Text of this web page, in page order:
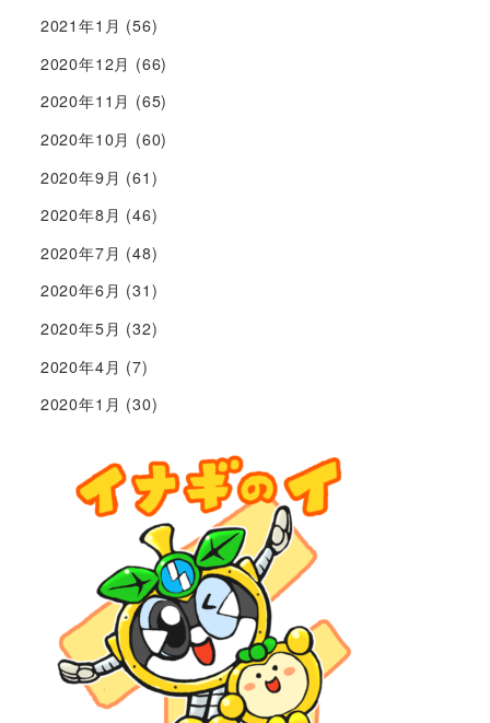
2021年1月 (56)
2020年12月 (66)
2020年11月 (65)
2020年10月 (60)
2020年9月 (61)
2020年8月 (46)
2020年7月 (48)
2020年6月 (31)
2020年5月 (32)
2020年4月 (7)
2020年1月 (30)